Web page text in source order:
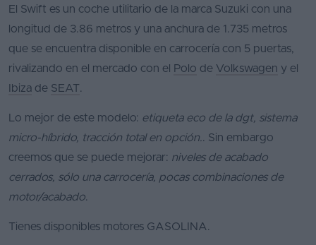
El Swift es un coche utilitario de la marca Suzuki con una
longitud de 3.86 metros y una anchura de 1.735 metros
que se encuentra disponible en carrocería con 5 puertas,
rivalizando en el mercado con el Polo de Volkswagen y el
Ibiza de SEAT.
Lo mejor de este modelo: etiqueta eco de la dgt, sistema
micro-híbrido, tracción total en opción. . Sin embargo
creemos que se puede mejorar: niveles de acabado
cerrados, sólo una carrocería, pocas combinaciones de
motor/acabado.
Tienes disponibles motores GASOLINA.